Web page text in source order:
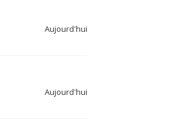
Aujourd'hui
Aujourd'hui